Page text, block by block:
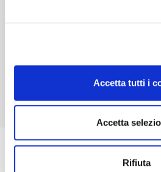
Accetta tutti i
Accetta
Rifiuta